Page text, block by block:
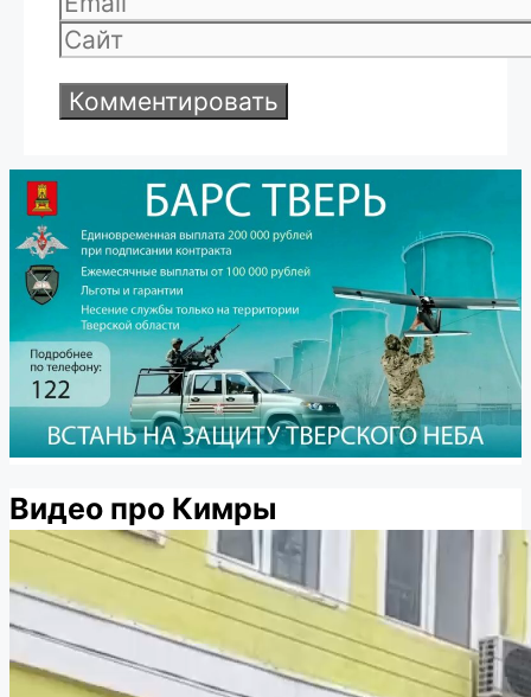
Сайт
Видео про Кимры